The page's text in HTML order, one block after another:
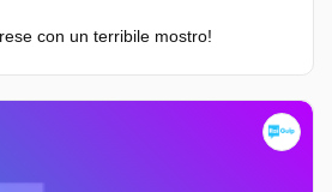
con un terribile mostro!